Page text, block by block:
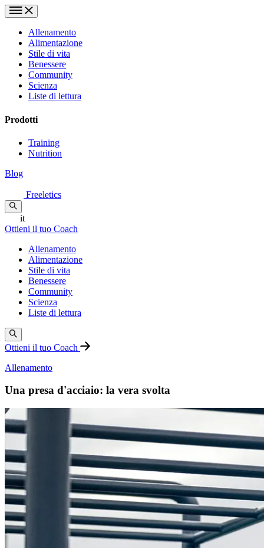
Allenamento
Alimentazione
Stile di vita
Benessere
Community
Scienza
Liste di lettura
Prodotti
Training
Nutrition
Blog
Freeletics
it
Ottieni il tuo Coach
Allenamento
Alimentazione
Stile di vita
Benessere
Community
Scienza
Liste di lettura
Ottieni il tuo Coach
Allenamento
Una presa d'acciaio: la vera svolta